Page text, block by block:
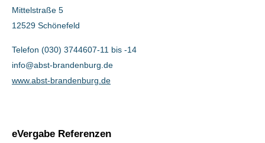
Mittelstraße 5
12529 Schönefeld
Telefon (030) 3744607-11 bis -14
info@abst-brandenburg.de
www.abst-brandenburg.de
eVergabe Referenzen